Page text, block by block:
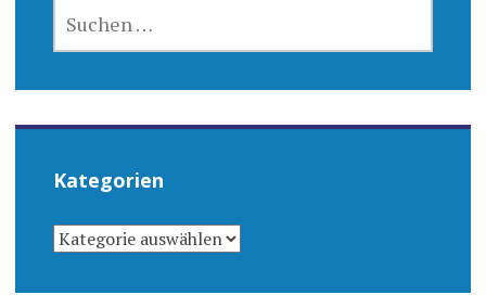
NACH:
Kategorien
KATEGORIEN